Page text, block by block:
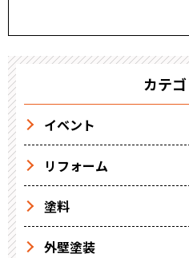
カテ
イベント
リフォーム
塗料
外壁塗装